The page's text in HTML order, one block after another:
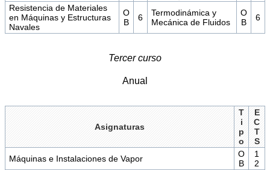
Resistencia de Materiales
en Máquinas y Estructuras
Navales
O
B
6
Termodinámica y
Mecánica de Fluidos
O
B
6
Tercer curso
Anual
Asignaturas
T
i
p
o
E
C
T
S
Máquinas e Instalaciones de Vapor
O
B
1
2